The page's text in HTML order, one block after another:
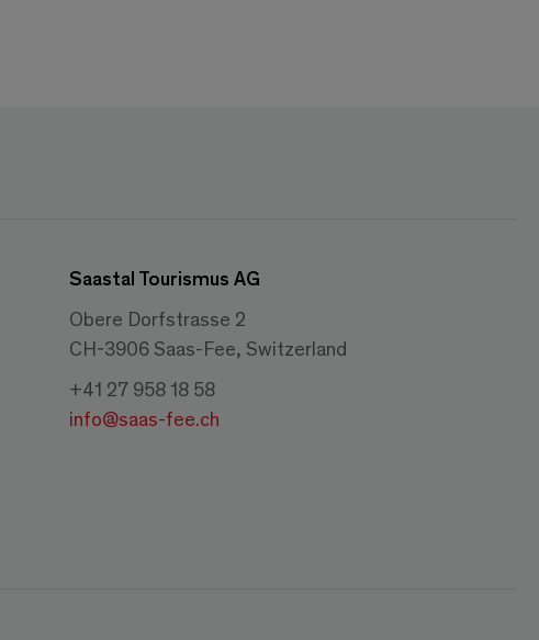
Saastal Tourismus AG
Obere Dorfstrasse 2
CH-3906 Saas-Fee, Switzerland
+41 27 958 18 58
info@saas-fee.ch